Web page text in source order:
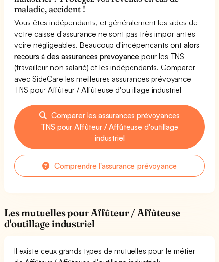
maladie, accident !
Vous êtes indépendants, et généralement les aides de
votre caisse d'assurance ne sont pas très importantes
voire négligeables. Beaucoup d'indépendants ontalors
recours à des assurances prévoyance pour les TNS
(travailleur non salarié) et les indépendants. Comparer
avec SideCare les meilleures assurances prévoyance
TNS pour Affûteur / Affûteuse d'outillage industriel
Comparer les assurances prévoyances
TNS pour Affûteur / Affûteuse d'outillage
industriel
Comprendre l'assurance prévoyance
Les mutuelles pour Affûteur / Affûteuse
d'outillage industriel
Il existe deux grands types de mutuelles pour le métier